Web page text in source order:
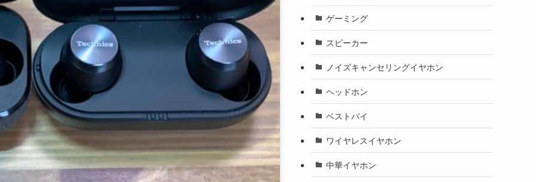
ゲーミング
スピーカー
ノイズキャンセリングイヤホン
ヘッドホン
ベストバイ
ワイヤレスイヤホン
中華イヤホン